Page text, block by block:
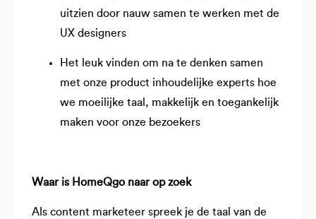
uitzien door nauw samen te werken met de
UX designers
Het leuk vinden om na te denken samen
met onze product inhoudelijke experts hoe
we moeilijke taal, makkelijk en toegankelijk
maken voor onze bezoekers
Waar is HomeQgo naar op zoek
Als content marketeer spreek je de taal van de